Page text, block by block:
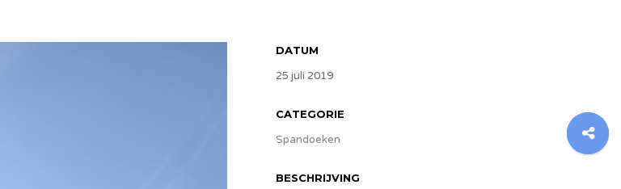
DATUM
25 juli 2019
CATEGORIE
Spandoeken
BESCHRIJVING